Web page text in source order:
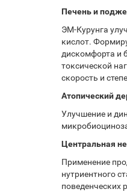
Печень и
ЭМ-Курунга
кислот.
дискомфорта и
токсической
скорость и
Атопический
Улучшение и
Центральная
Применение
нутриентного
поведенческих